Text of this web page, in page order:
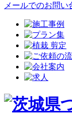
メールでのお問い